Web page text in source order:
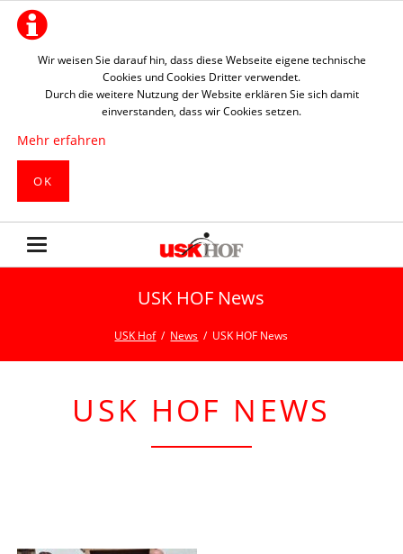
Wir weisen Sie darauf hin, dass diese Webseite eigene technische
Cookies und Cookies Dritter verwendet.
Durch die weitere Nutzung der Website erklären Sie sich damit
einverstanden, dass wir Cookies setzen.
Mehr erfahren
OK
USK HOF News
USK Hof News USK HOF News
USK HOF NEWS